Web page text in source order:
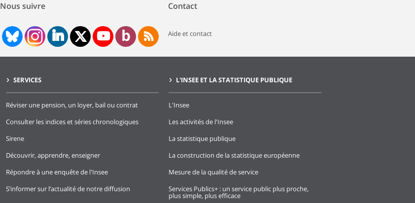
Nous suivre Contact
Aide et contact
SERVICES
Réviser une pension, un loyer, bail ou contrat
Consulter les indices et séries chronologiques
Sirene
Découvrir, apprendre, enseigner
Répondre à une enquête de l'Insee
S’informer sur l’actualité de notre diffusion
L'INSEE ET LA STATISTIQUE PUBLIQUE
L'Insee
Les activités de l'Insee
La statistique publique
La construction de la statistique européenne
Mesure de la qualité de service
Services Publics+ : un service public plus proche,
plus simple, plus efficace